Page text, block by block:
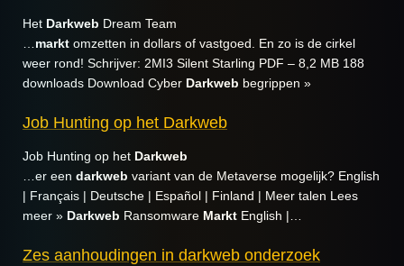
Het Darkweb Dream Team
markt omzetten in dollars of vastgoed. En zo is de cirkel
weer rond! Schrijver: 2MI3 Silent Starling PDF – 8,2 MB 188
downloads Download Cyber Darkweb begrippen »
Job Hunting op het Darkweb
Job Hunting op het Darkweb
…er een darkweb variant van de Metaverse mogelijk? English
| Français | Deutsche | Español | Finland | Meer talen Lees
meer » Darkweb Ransomware Markt English |…
Zes aanhoudingen in darkweb onderzoek